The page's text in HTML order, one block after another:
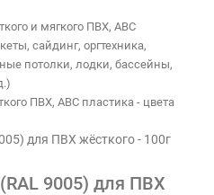
и мягкого ПВХ, ABC
сайдинг, оргтехника,
потолки, лодки, бассейны,
ПВХ, ABC пластика - цвета
для ПВХ жёсткого - 100г
9005) для ПВХ